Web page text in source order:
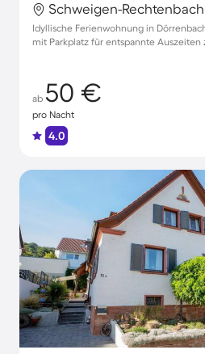
Idyllische Ferienwohnung in
mit Parkplatz für entspannte Auszeiten
ab 50 €
pro Nacht
4.0